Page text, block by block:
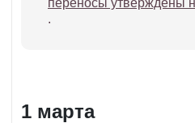
.
1 марта